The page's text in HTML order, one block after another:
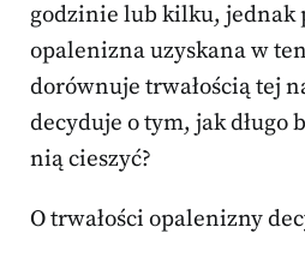
godzinie lub kilku, jednak
opalenizna uzyskana w
dorównuje trwałością tej
decyduje o tym, jak długo
nią cieszyć?
O trwałości opalenizny